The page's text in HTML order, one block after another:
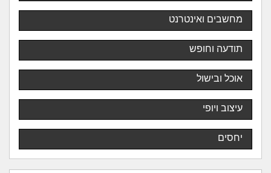
מחשבים ואינטרנט
תודעה וחופש
אוכל ובישול
עיצוב ויופי
יחסים